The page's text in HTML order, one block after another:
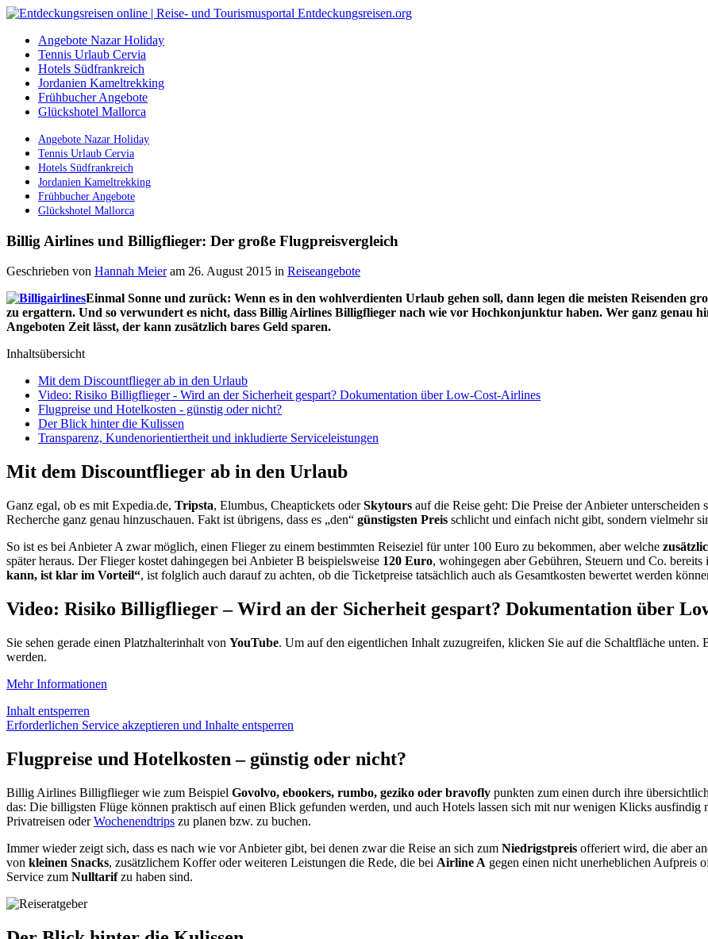
Angebote Nazar Holiday
Tennis Urlaub Cervia
Hotels Südfrankreich
Jordanien Kameltrekking
Frühbucher Angebote
Glückshotel Mallorca
Angebote Nazar Holiday
Tennis Urlaub Cervia
Hotels Südfrankreich
Jordanien Kameltrekking
Frühbucher Angebote
Glückshotel Mallorca
Billig Airlines und Billigflieger: Der große Flugpreisvergleich
Geschrieben von Hannah Meier am 26. August 2015 in Reiseangebote
Einmal Sonne und zurück: Wenn es in den wohlverdienten Urlaub gehen soll, dann legen die meisten Reisenden
zu ergattern. Und so verwundert es nicht, dass Billig Airlines Billigflieger nach wie vor Hochkonjunktur haben. Wer ganz genau
Angeboten Zeit lässt, der kann zusätzlich bares Geld sparen.
Inhaltsübersicht
Mit dem Discountflieger ab in den Urlaub
Video: Risiko Billigflieger - Wird an der Sicherheit gespart? Dokumentation über Low-Cost-Airlines
Flugpreise und Hotelkosten - günstig oder nicht?
Der Blick hinter die Kulissen
Transparenz, Kundenorientiertheit und inkludierte Serviceleistungen
Mit dem Discountflieger ab in den Urlaub
Ganz egal, ob es mit Expedia.de, Tripsta, Elumbus, Cheaptickets oderSkytours auf die Reise geht: Die Preise der Anbieter
Recherche ganz genau hinzuschauen. Fakt ist übrigens, dass es „den“ günstigsten Preis schlicht und einfach nicht gibt, sondern vielmehr
So ist es bei Anbieter A zwar möglich, einen Flieger zu einem bestimmten Reiseziel für unter 100 Euro zu bekommen, aber welche
später heraus. Der Flieger kostet dahingegen bei Anbieter B beispielsweise 120 Euro, wohingegen aber Gebühren, Steuern und Co.
kann, ist klar im Vorteil“, ist folglich auch darauf zu achten, ob die Ticketpreise tatsächlich auch als Gesamtkosten bewertet werden
Video: Risiko Billigflieger – Wird an der Sicherheit gespart? Dokumentation über
Sie sehen gerade einen Platzhalterinhalt von YouTube. Um auf den eigentlichen Inhalt zuzugreifen, klicken Sie auf die Schaltfläche unten.
werden.
Mehr Informationen
Inhalt entsperren
Erforderlichen Service akzeptieren und Inhalte entsperren
Flugpreise und Hotelkosten – günstig oder nicht?
Billig Airlines Billigflieger wie zum Beispiel Govolvo, ebookers, rumbo, geziko oder bravofly punkten zum einen durch ihre
das: Die billigsten Flüge können praktisch auf einen Blick gefunden werden, und auch Hotels lassen sich mit nur wenigen Klicks ausfindig
Privatreisen oderWochenendtrips zu planen bzw. zu buchen.
Immer wieder zeigt sich, dass es nach wie vor Anbieter gibt, bei denen zwar die Reise an sich zum Niedrigstpreis offeriert wird, die aber
von kleinen Snacks, zusätzlichem Koffer oder weiteren Leistungen die Rede, die bei Airline A gegen einen nicht unerheblichen Aufpreis
Service zum Nulltarifzu haben sind.